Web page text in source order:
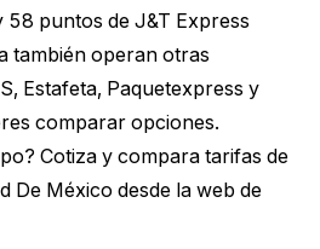
58 puntos de J&T Express
también operan otras
Estafeta, Paquetexpress y
comparar opciones.
Cotiza y compara tarifas de
De México desde la web de